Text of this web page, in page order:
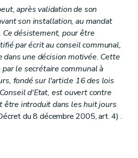
première Dispositions générales
1
2 Exercice par un contribuable des actions en justice appartenant à la commune
2
communales
Budget et comptes
Dispositions générales
1
2
3
4
5
6
1
2
après validation de son
son installation, au mandat
Ce désistement, pour être
par écrit au conseil communal,
dans une décision motivée. Cette
le secrétaire communal à
fondé sur l'article 16 des lois
d'Etat, est ouvert contre
être introduit dans les huit jours
du 8 décembre 2005, art. 4) .